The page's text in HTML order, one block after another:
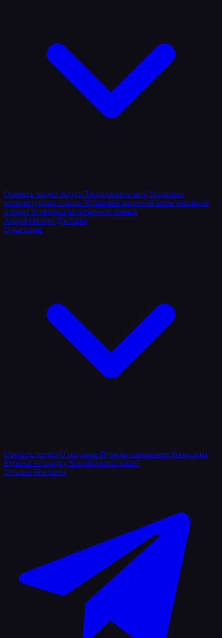
Открыть раздел Услуги Тонирование авто Установка
архитектурных пленок Установка защитной антигравийной
пленки Установка интерьерной пленки
Акции Оплата Доставка
О магазине
Открыть раздел О магазине Пункты самовывоза Реквизиты
Купоны на скидку Как оформить заказ?
Отзывы Контакты